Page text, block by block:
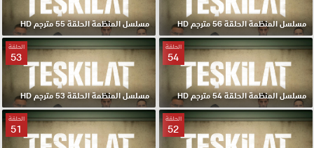
مسلسل المنظمة الحلقة 56 مترجم HD مسلسل المنظمة الحلقة 55 مترجم HD
الحلقة
54
مسلسل المنظمة الحلقة 54 مترجم HD
الحلقة
53
مسلسل المنظمة الحلقة 53 مترجم HD
الحلقة
52
الحلقة
51